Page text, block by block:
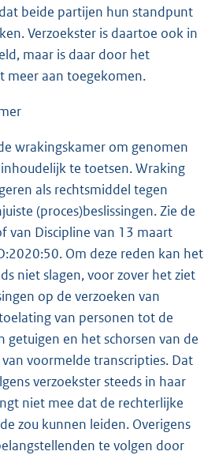
beide partijen hun standpunt
Verzoekster is daartoe ook in
maar is daar door het
meer aan toegekomen.
wrakingskamer om genomen
te toetsen. Wraking
als rechtsmiddel tegen
(proces)beslissingen. Zie de
van Discipline van 13 maart
Om deze reden kan het
niet slagen, voor zover het ziet
op de verzoeken van
van personen tot de
getuigen en het schorsen van de
voormelde transcripties. Dat
verzoekster steeds in haar
niet mee dat de rechterlijke
zou kunnen leiden. Overigens
te volgen door